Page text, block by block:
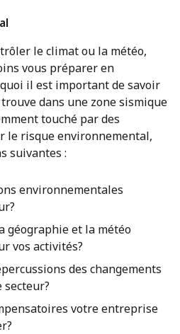
le climat ou la météo,
vous préparer en
il est important de savoir
dans une zone sismique
touché par des
le risque environnemental,
suivantes :
environnementales
géographie et la météo
vos activités?
des changements
votre entreprise